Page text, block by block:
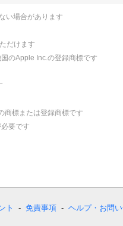
い場合があります
だけます
のApple Inc.の登録商標です
商標または登録商標です
要です
ト 免責事項 ヘルプ・お問